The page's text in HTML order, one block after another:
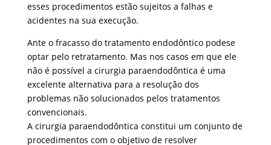
esses procedimentos estão sujeitos a falhas e
acidentes na sua execução.
Ante o fracasso do tratamento endodôntico podese
optar pelo retratamento. Mas nos casos em que ele
não é possível a cirurgia paraendodôntica é uma
excelente alternativa para a resolução dos
problemas não solucionados pelos tratamentos
convencionais.
A cirurgia paraendodôntica constitui um conjunto de
procedimentos com o objetivo de resolver